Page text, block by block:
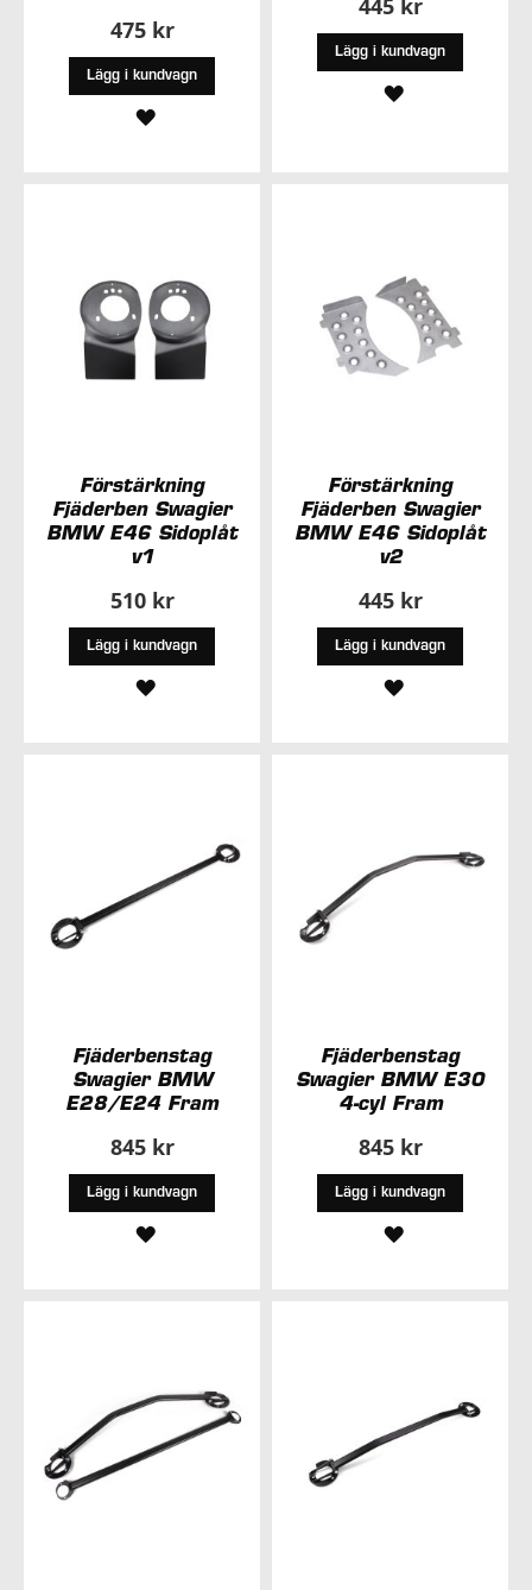
475 kr
Lägg i kundvagn
LÄGG
445 kr
Lägg i kundvagn
LÄGG
Förstärkning
Fjäderben Swagier
BMW E46 Sidoplåt
v1
510 kr
Lägg i kundvagn
LÄGG
Förstärkning
Fjäderben Swagier
BMW E46 Sidoplåt
v2
445 kr
Lägg i kundvagn
LÄGG
Fjäderbenstag
Swagier BMW
E28/E24 Fram
845 kr
Lägg i kundvagn
LÄGG
Fjäderbenstag
Swagier BMW E30
4-cyl Fram
845 kr
Lägg i kundvagn
LÄGG